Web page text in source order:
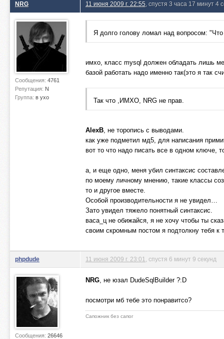
NRG
Сообщения: 4761
Репутация: N
Группа: в ухо
11 июня 2009 г. 22:55 , спустя 3 часа 17 минут 4
Я долго голову ломал над вопросом:
имхо, класс mysql должен обладать лишь
базой работать надо именно так(это я так
Так что ,ИМХО, NRG не прав.
AlexB, не торопись с выводами.
как уже подметил мд5, для написания
вот то что надо писать все в одном ключе,
а, и еще одно, меня убил синтаксис
по моему личному мнению, такие классы
то и другое вместе.
Особой производительности я не увидел…
Зато увидел тяжело понятный синтаксис.
васа_ц не обижайся, я не хочу чтобы ты
своим скромным постом я подтолкну тебя
phpdude
Сообщения: 26646
11 июня 2009 г. 23:01 , спустя 6 минут 9 секунд
NRG, не юзал DudeSqlBuilder ?:D
посмотри мб тебе это понравитсо?
Сапожник без сапог